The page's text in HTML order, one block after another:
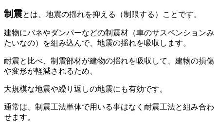
制震とは、地震の揺れを抑える（制限する）ことです。
建物にバネやダンパーなどの制震材（車のサスペンションみ
たいなの）を組み込んで、地震の揺れを吸収します。
耐震と比べ、制震部材が建物の揺れを吸収して、建物の損傷
や変形が軽減されるため、
大規模な地震や繰り返しの地震にも有効です。
通常は、制震工法単体で用いる事はなく耐震工法と組み合わ
せます。